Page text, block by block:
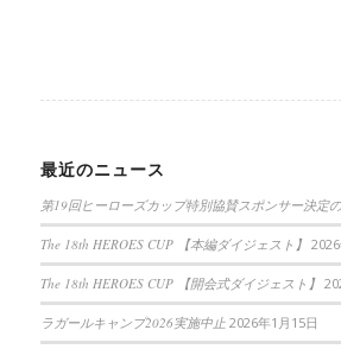
最近のニュース
第19回ヒーローズカップ特別協賛スポンサー決定
The 18th HEROES CUP 【本編ダイジェスト】
The 18th HEROES CUP 【開会式ダイジェスト】
ラガールキャンプ2026実施中止 2026年1月15日